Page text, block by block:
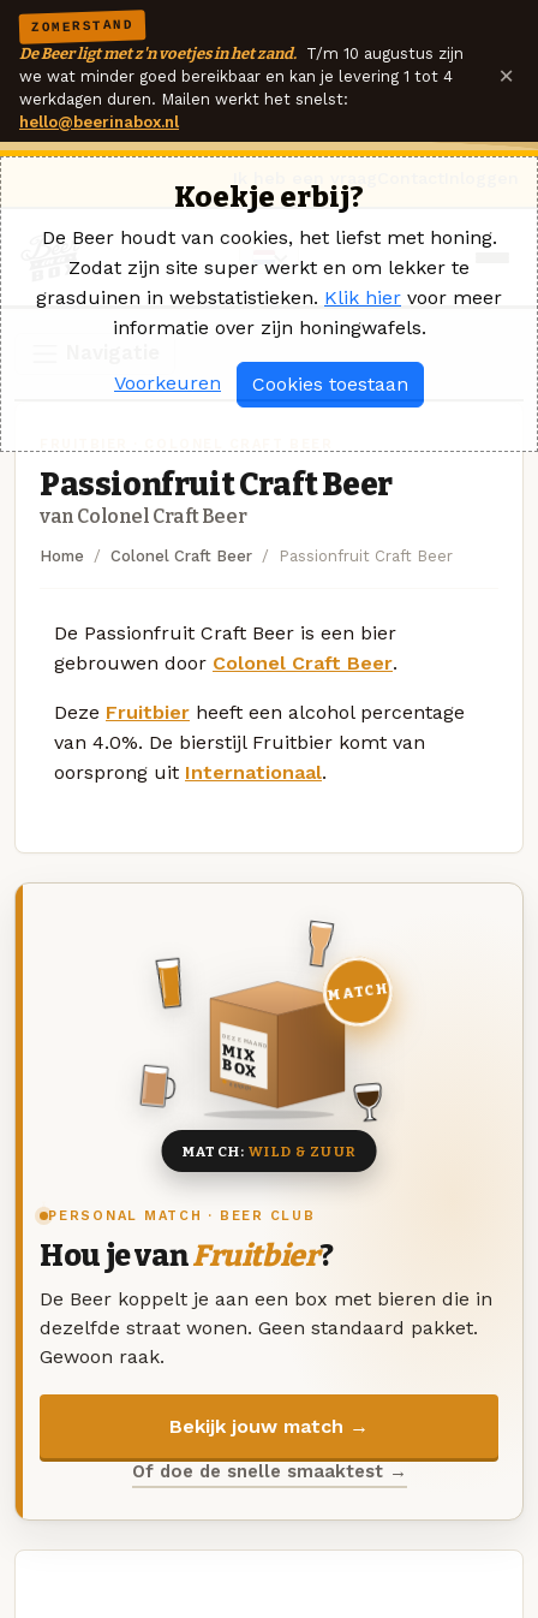
ZOMERSTAND
De Beer ligt met z'n voetjes in het zand. T/m 10 augustus zijn
we wat minder goed bereikbaar en kan je levering 1 tot 4
werkdagen duren. Mailen werkt het snelst:
hello@beerinabox.nl
×
Passionfruit Craft Beer
van Colonel Craft Beer
Home Colonel Craft Beer Passionfruit Craft Beer
De Passionfruit Craft Beer is een bier
gebrouwen door Colonel Craft Beer.
Deze Fruitbier heeft een alcohol percentage
van 4.0%. De bierstijl Fruitbier komt van
oorsprong uit Internationaal.
PERSONAL MATCH · BEER CLUB
Hou je vanFruitbier?
De Beer koppelt je aan een box met bieren die in
dezelfde straat wonen. Geen standaard pakket.
Gewoon raak.
Bekijk jouw match →
Of doe de snelle smaaktest →
DEZE MAAND
MIX
BOX
8 BIEREN
MATCH
MATCH:WILD & ZUUR
Koekje erbij?
De Beer houdt van cookies, het liefst met honing.
Zodat zijn site super werkt en om lekker te
grasduinen in webstatistieken. Klik hier voor meer
informatie over zijn honingwafels.
Voorkeuren Cookies toestaan